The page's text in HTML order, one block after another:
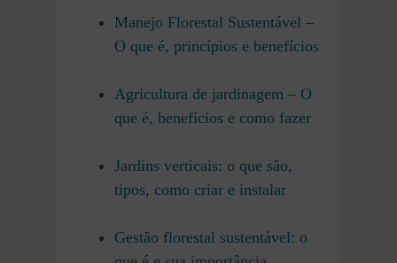
Manejo Florestal Sustentável –
O que é, princípios e benefícios
Agricultura de jardinagem – O
que é, benefícios e como fazer
Jardins verticais: o que são,
tipos, como criar e instalar
Gestão florestal sustentável: o